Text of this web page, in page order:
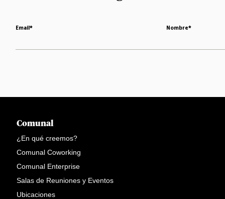
Email* Nombre*
Comunal
¿En qué creemos?
Comunal Coworking
Comunal Enterprise
Salas de Reuniones y Eventos
Ubicaciones